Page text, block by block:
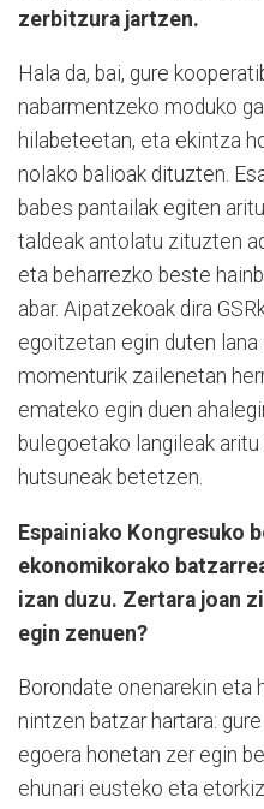
zerbitzura jartzen.
Hala da, bai, gure
nabarmentzeko moduko
hilabeteetan, eta ekintza
nolako balioak dituzten.
babes pantailak egiten
taldeak antolatu zituzten
eta beharrezko beste
abar. Aipatzekoak dira
egoitzetan egin duten
momenturik zailenetan
emateko egin duen
bulegoetako langileak
hutsuneak betetzen.
Espainiako Kongresuko
ekonomikorako
izan duzu. Zertara joan
egin zenuen?
Borondate onenarekin eta
nintzen batzar hartara:
egoera honetan zer egin
ehunari eusteko eta